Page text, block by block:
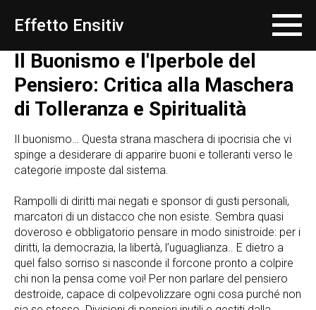
Effetto Ensitiv
Il Buonismo e l'Iperbole del
Pensiero: Critica alla Maschera
di Tolleranza e Spiritualità
Il buonismo… Questa strana maschera di ipocrisia che vi
spinge a desiderare di apparire buoni e tolleranti verso le
categorie imposte dal sistema.
Rampolli di diritti mai negati e sponsor di gusti personali,
marcatori di un distacco che non esiste. Sembra quasi
doveroso e obbligatorio pensare in modo sinistroide: per i
diritti, la democrazia, la libertà, l’uguaglianza.. E dietro a
quel falso sorriso si nasconde il forcone pronto a colpire
chi non la pensa come voi! Per non parlare del pensiero
destroide, capace di colpevolizzare ogni cosa purché non